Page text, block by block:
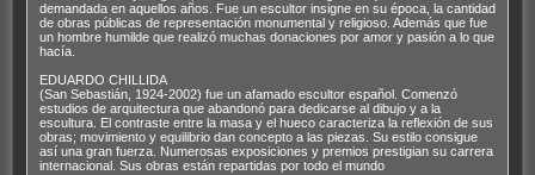
demandada en aquellos años. Fue un escultor insigne en su época, la cantidad
de obras públicas de representación monumental y religioso. Además que fue
un hombre humilde que realizó muchas donaciones por amor y pasión a lo que
hacía.
EDUARDO CHILLIDA
(San Sebastián, 1924-2002) fue un afamado escultor español. Comenzó
estudios de arquitectura que abandonó para dedicarse al dibujo y a la
escultura. El contraste entre la masa y el hueco caracteriza la reflexión de sus
obras; movimiento y equilibrio dan concepto a las piezas. Su estilo consigue
así una gran fuerza. Numerosas exposiciones y premios prestigian su carrera
internacional. Sus obras están repartidas por todo el mundo